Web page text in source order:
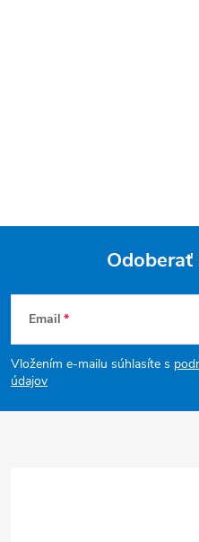
Z
á
p
Email
Vložením e-mailu súhlasíte s
údajov